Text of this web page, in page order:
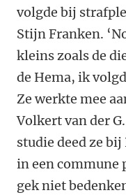
volgde bij
Stijn Franken.
kleins zoals de
de Hema, ik
Ze werkte mee
Volkert van der
studie deed ze
in een commune
gek niet